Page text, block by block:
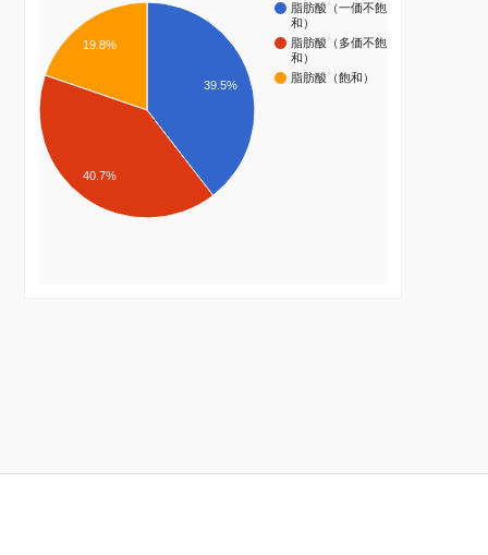
脂肪酸（一価不飽
和）
脂肪酸（多価不飽
和）
脂肪酸（飽和）
39.5%
19.8%
40.7%